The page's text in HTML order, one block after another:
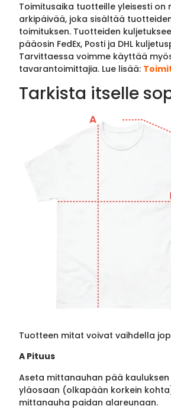
Toimitusaika tuotteille yleisesti on
arkipäivää, joka sisältää
toimituksen. Tuotteiden
pääosin FedEx, Posti ja DHL
Tarvittaessa voimme käyttää
tavarantoimittajia. Lue lisää:
Tarkista itselle
Tuotteen mitat voivat vaihdella
A Pituus
Aseta mittanauhan pää
yläosaan (olkapään korkein
mittanauha paidan alareunaan.